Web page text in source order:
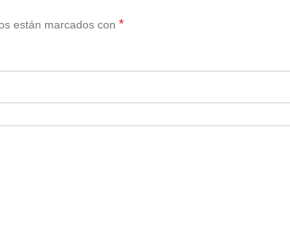
están marcados con *